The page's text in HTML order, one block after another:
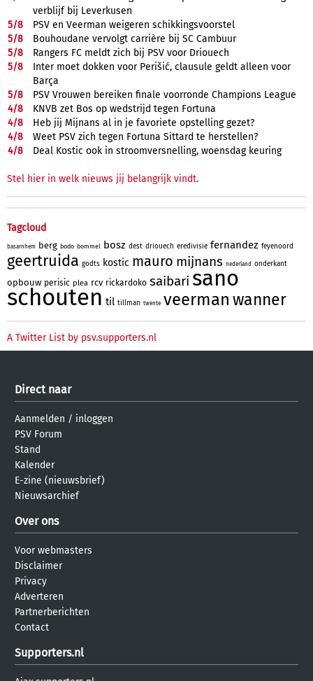
verblijf bij Leverkusen
5/8
PSV en Veerman weigeren schikkingsvoorstel
5/8
Bouhoudane vervolgt carrière bij SC Cambuur
5/8
Rangers FC meldt zich bij PSV voor Driouech
5/8
Inter moet dokken voor Perišić, clausule geldt alleen voor
Barça
5/8
PSV Vrouwen bereiken finale voorronde Champions League
4/8
KNVB zet Bos op wedstrijd tegen Fortuna
4/8
Heb jij Mijnans al in je favoriete opstelling gezet?
4/8
Weet PSV zich tegen Fortuna Sittard te herstellen?
4/8 Deal Kostic ook in stroomversnelling, woensdag keuring
Stel hier in welk nieuws jij belangrijk vindt.
Tagcloud
basarnhem berg bodo bommel bosz dest driouech eredivisie fernandez feyenoord
geertruida godts kostic mauro mijnans nederland onderkant
opbouw perisic plea rcv rickardoko saibari sano
schouten til tillman twente veerman wanner
A Twitter List by psv.supporters.nl
Direct naar
Aanmelden / inloggen
PSV Forum
Stand
Kalender
E-zine (nieuwsbrief)
Nieuwsarchief
Over ons
Voor webmasters
Disclaimer
Privacy
Adverteren
Partnerberichten
Contact
Supporters.nl